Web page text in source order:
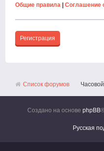
Общие правила |Соглашение
Регистрация
Список форумов
Создано на основе phpBB
Русская